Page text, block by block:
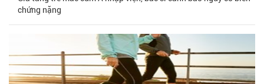
chứng nặng